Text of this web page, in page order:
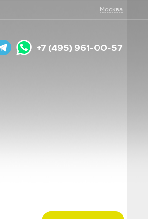
Москва
+7 (495) 961-00-57